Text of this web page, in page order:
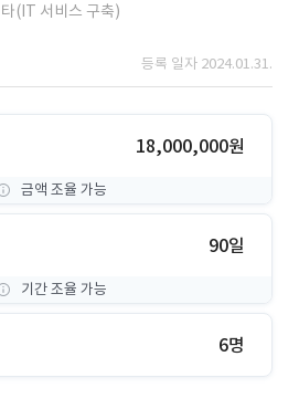
(IT 서비스 구축)
등록 일자 2024.01.31.
18,000,000원
금액 조율 가능
90일
기간 조율 가능
6명